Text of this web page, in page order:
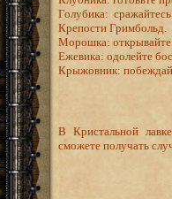
Голубика:
Крепости Гримбольд.
Морошка: открывайте
Ежевика: одолейте
Крыжовник:
В Кристальной
сможете получать